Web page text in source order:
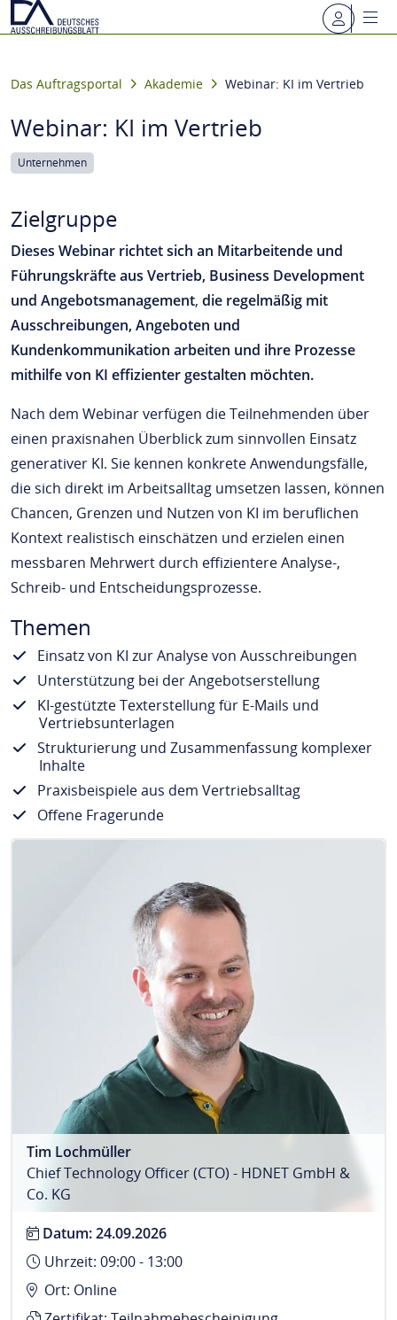
Das Auftragsportal Akademie Webinar: KI im Vertrieb
Webinar: KI im Vertrieb
Unternehmen
Zielgruppe
Dieses Webinar richtet sich an Mitarbeitende und
Führungskräfte aus Vertrieb, Business Development
und Angebotsmanagement, die regelmäßig mit
Ausschreibungen, Angeboten und
Kundenkommunikation arbeiten und ihre Prozesse
mithilfe von KI effizienter gestalten möchten.
Nach dem Webinar verfügen die Teilnehmenden über
einen praxisnahen Überblick zum sinnvollen Einsatz
generativer KI. Sie kennen konkrete Anwendungsfälle,
die sich direkt im Arbeitsalltag umsetzen lassen, können
Chancen, Grenzen und Nutzen von KI im beruflichen
Kontext realistisch einschätzen und erzielen einen
messbaren Mehrwert durch effizientere Analyse-,
Schreib- und Entscheidungsprozesse.
Themen
Einsatz von KI zur Analyse von Ausschreibungen
Unterstützung bei der Angebotserstellung
KI-gestützte Texterstellung für E-Mails und
Vertriebsunterlagen
Strukturierung und Zusammenfassung komplexer
Inhalte
Praxisbeispiele aus dem Vertriebsalltag
Offene Fragerunde
Tim Lochmüller
Chief Technology Officer (CTO) - HDNET GmbH &
Co. KG
Datum: 24.09.2026
Uhrzeit: 09:00 - 13:00
Ort: Online